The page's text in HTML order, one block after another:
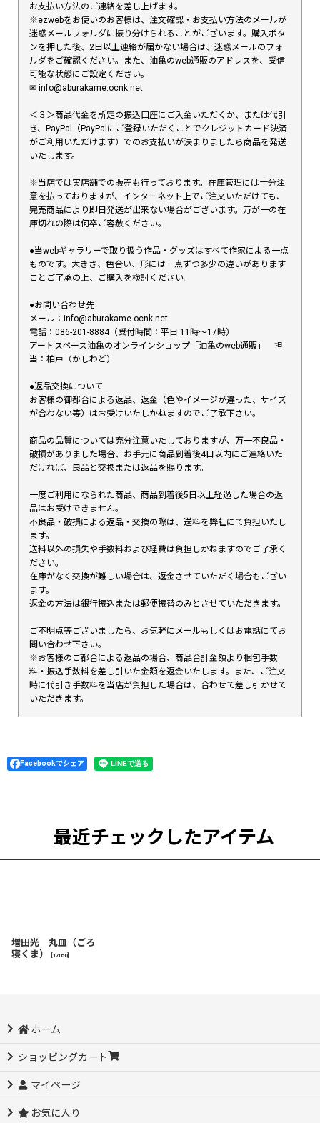
お支払い方法のご連絡を差し上げます。
※ezwebをお使いのお客様は、注文確認・お支払い方法のメールが
迷惑メールフォルダに振り分けられることがございます。購入ボタ
ンを押した後、2日以上連絡が届かない場合は、迷惑メールのフォ
ルダをご確認ください。また、油亀のweb通販のアドレスを、受信
可能な状態にご設定ください。
✉︎ info@aburakame.ocnk.net
＜３＞商品代金を所定の振込口座にご入金いただくか、または代引
き、PayPal（PayPalにご登録いただくことでクレジットカード決済
がご利用いただけます）でのお支払いが決まりましたら商品を発送
いたします。
※当店では実店舗での販売も行っております。在庫管理には十分注
意を払っておりますが、インターネット上でご注文いただけても、
完売商品により即日発送が出来ない場合がございます。万が一の在
庫切れの際は何卒ご容赦ください。
●当webギャラリーで取り扱う作品・グッズはすべて作家による一点
ものです。大きさ、色合い、形には一点ずつ多少の違いがあります
ことご了承の上、ご購入を検討ください。
●お問い合わせ先
メール：info@aburakame.ocnk.net
電話：086-201-8884（受付時間：平日 11時〜17時）
アートスペース油亀のオンラインショップ「油亀のweb通販」 担
当：柏戸（かしわど）
●返品交換について
お客様の御都合による返品、返金（色やイメージが違った、サイズ
が合わない等）はお受けいたしかねますのでご了承下さい。
商品の品質については充分注意いたしておりますが、万一不良品・
破損がありました場合、お手元に商品到着後4日以内にご連絡いた
だければ、良品と交換または返品を賜ります。
一度ご利用になられた商品、商品到着後5日以上経過した場合の返
品はお受けできません。
不良品・破損による返品・交換の際は、送料を弊社にて負担いたし
ます。
送料以外の損失や手数料および経費は負担しかねますのでご了承く
ださい。
在庫がなく交換が難しい場合は、返金させていただく場合もござい
ます。
返金の方法は銀行振込または郵便振替のみとさせていただきます。
ご不明点等ございましたら、お気軽にメールもしくはお電話にてお
問い合わせ下さい。
※お客様のご都合による返品の場合、商品合計金額より梱包手数
料・振込手数料を差し引いた金額を返金いたします。また、ご注文
時に代引き手数料を当店が負担した場合は、合わせて差し引かせて
いただきます。
Facebookでシェア
最近チェックしたアイテム
増田光 丸皿（ごろ
寝くま）
17050]
ホーム
ショッピングカート
マイページ
お気に入り